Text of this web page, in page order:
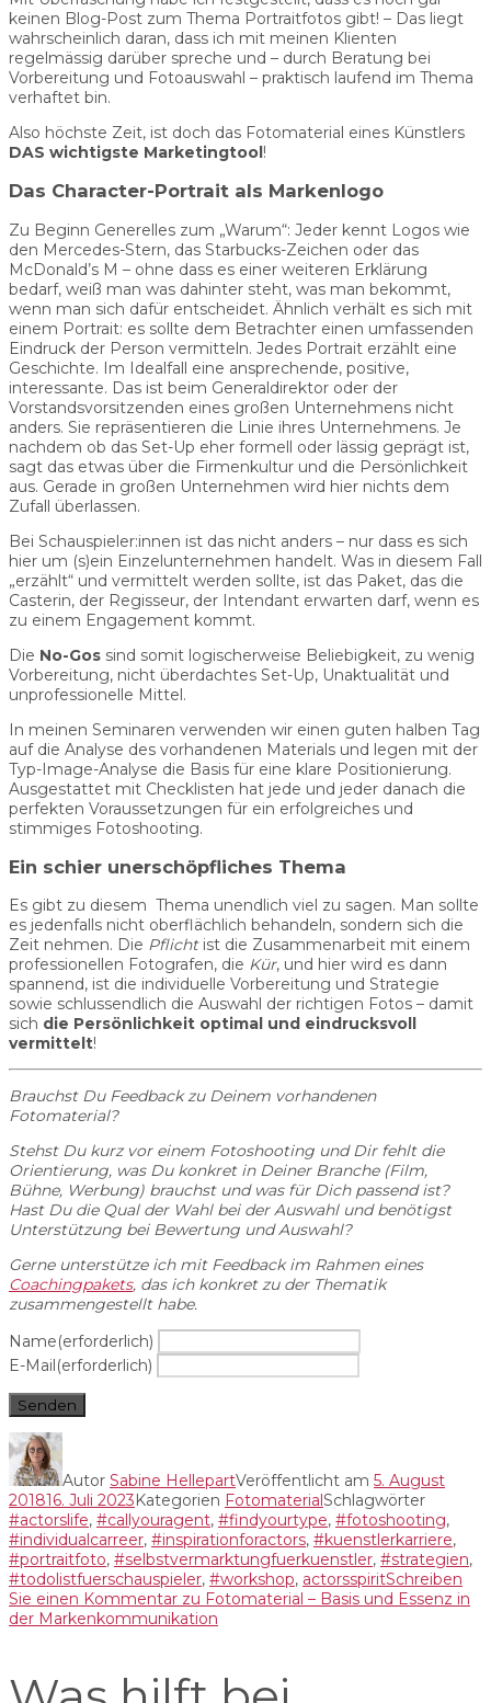
keinen Blog-Post zum Thema Portraitfotos gibt! – Das liegt
wahrscheinlich daran, dass ich mit meinen Klienten
regelmässig darüber spreche und – durch Beratung bei
Vorbereitung und Fotoauswahl – praktisch laufend im Thema
verhaftet bin.
Also höchste Zeit, ist doch das Fotomaterial eines Künstlers
DAS wichtigste Marketingtool!
Das Character-Portrait als Markenlogo
Zu Beginn Generelles zum „Warum“: Jeder kennt Logos wie
den Mercedes-Stern, das Starbucks-Zeichen oder das
McDonald’s M – ohne dass es einer weiteren Erklärung
bedarf, weiß man was dahinter steht, was man bekommt,
wenn man sich dafür entscheidet. Ähnlich verhält es sich mit
einem Portrait: es sollte dem Betrachter einen umfassenden
Eindruck der Person vermitteln. Jedes Portrait erzählt eine
Geschichte. Im Idealfall eine ansprechende, positive,
interessante. Das ist beim Generaldirektor oder der
Vorstandsvorsitzenden eines großen Unternehmens nicht
anders. Sie repräsentieren die Linie ihres Unternehmens. Je
nachdem ob das Set-Up eher formell oder lässig geprägt ist,
sagt das etwas über die Firmenkultur und die Persönlichkeit
aus. Gerade in großen Unternehmen wird hier nichts dem
Zufall überlassen.
Bei Schauspieler:innen ist das nicht anders – nur dass es sich
hier um (s)ein Einzelunternehmen handelt. Was in diesem Fall
„erzählt“ und vermittelt werden sollte, ist das Paket, das die
Casterin, der Regisseur, der Intendant erwarten darf, wenn es
zu einem Engagement kommt.
Die No-Gos sind somit logischerweise Beliebigkeit, zu wenig
Vorbereitung, nicht überdachtes Set-Up, Unaktualität und
unprofessionelle Mittel.
In meinen Seminaren verwenden wir einen guten halben Tag
auf die Analyse des vorhandenen Materials und legen mit der
Typ-Image-Analyse die Basis für eine klare Positionierung.
Ausgestattet mit Checklisten hat jede und jeder danach die
perfekten Voraussetzungen für ein erfolgreiches und
stimmiges Fotoshooting.
Ein schier unerschöpfliches Thema
Es gibt zu diesem Thema unendlich viel zu sagen. Man sollte
es jedenfalls nicht oberflächlich behandeln, sondern sich die
Zeit nehmen. Die Pflichtist die Zusammenarbeit mit einem
professionellen Fotografen, die Kür, und hier wird es dann
spannend, ist die individuelle Vorbereitung und Strategie
sowie schlussendlich die Auswahl der richtigen Fotos – damit
sich die Persönlichkeit optimal und eindrucksvoll
vermittelt!
Brauchst Du Feedback zu Deinem vorhandenen
Fotomaterial?
Stehst Du kurz vor einem Fotoshooting und Dir fehlt die
Orientierung, was Du konkret in Deiner Branche (Film,
Bühne, Werbung) brauchst und was für Dich passend ist?
Hast Du die Qual der Wahl bei der Auswahl und benötigst
Unterstützung bei Bewertung und Auswahl?
Gerne unterstütze ich mit Feedback im Rahmen eines
Coachingpakets, das ich konkret zu der Thematik
zusammengestellt habe.
Name(erforderlich)
E-Mail(erforderlich)
Senden
Autor Sabine HellepartVeröffentlicht am 5. August
201816. Juli 2023Kategorien FotomaterialSchlagwörter
#actorslife, #callyouragent, #findyourtype, #fotoshooting,
#individualcarreer, #inspirationforactors, #kuenstlerkarriere,
#portraitfoto, #selbstvermarktungfuerkuenstler, #strategien,
#todolistfuerschauspieler, #workshop, actorsspiritSchreiben
Sie einen Kommentar zu Fotomaterial – Basis und Essenz in
der Markenkommunikation